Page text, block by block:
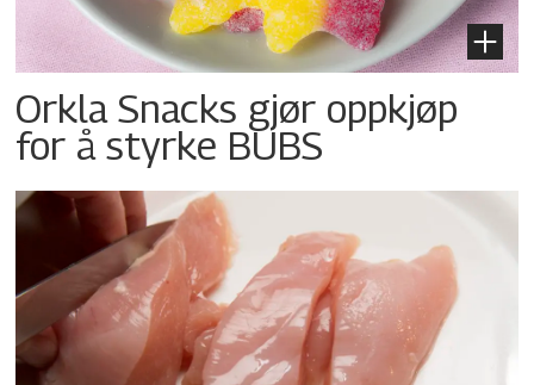
Orkla Snacks gjør oppkjøp
for å styrke BUBS